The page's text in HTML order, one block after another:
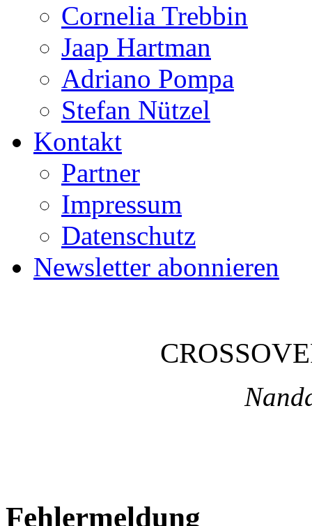
Cornelia Trebbin
Jaap Hartman
Adriano Pompa
Stefan Nützel
Kontakt
Partner
Impressum
Datenschutz
Newsletter abonnieren
Fehlermeldung